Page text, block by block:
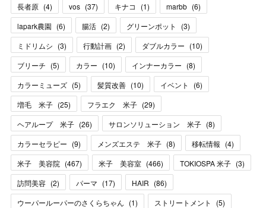
長者原 (4) vos (37) キナコ (1) marbb (6)
lapark農園 (6) 腸活 (2) グリーンポット (3)
ミドリムシ (3) 行動計画 (2) ダブルカラー (10)
ブリーチ (5) カラー (10) インナーカラー (8)
カラーミューズ (5) 髪質改善 (10) イベント (6)
増毛 米子 (25) フラエク 米子 (29)
ヘアループ 米子 (26) サロンソリューション 米子 (8)
カラーセラピー (9) メンズエステ 米子 (8) 移転情報 (4)
米子 美容院 (467) 米子 美容室 (466) TOKIOSPA 米子 (3)
訪問美容 (2) パーマ (17) HAIR (86)
ウーパールーパーのさくらちゃん (1) ストリートメント (5)